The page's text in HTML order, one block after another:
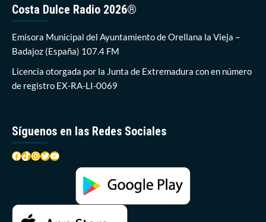
Costa Dulce Radio 2026®
Emisora Municipal del Ayuntamiento de Orellana la Vieja –
Badajoz (España) 107.4 FM
Licencia otorgada por la Junta de Extremadura con en número
de registro EX-RA-LI-0069
Síguenos en las Redes Sociales
Facebook
TikTok
Instagram
Twitter
YouTube